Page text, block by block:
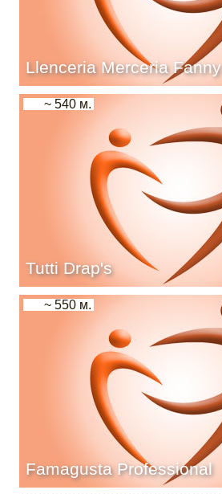
Llenceria Merceria Fanny
Tutti Drap's
~ 540 м.
Famagusta Professional
~ 550 м.